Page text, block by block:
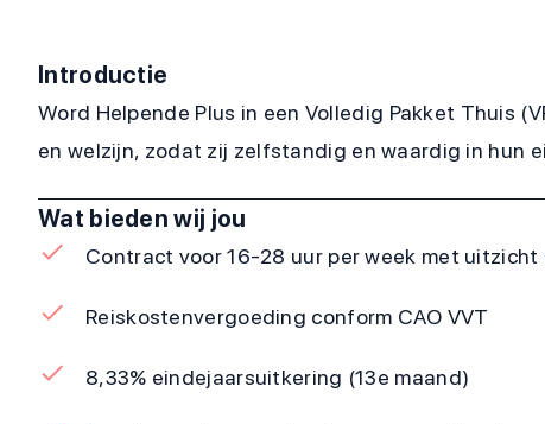
Introductie
Word Helpende Plus in een Volledig Pakket Thuis
en welzijn, zodat zij zelfstandig en waardig in hun
Wat bieden wij jou
Contract voor 16-28 uur per week met
Reiskostenvergoeding conform CAO VVT
8,33% eindejaarsuitkering (13e maand)